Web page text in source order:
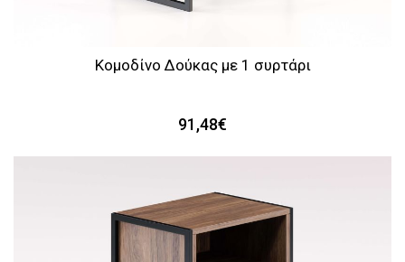
Κομοδίνο Δούκας με 1 συρτάρι
91,48€